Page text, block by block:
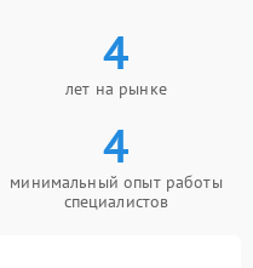
4
лет на рынке
4
минимальный опыт работы
специалистов